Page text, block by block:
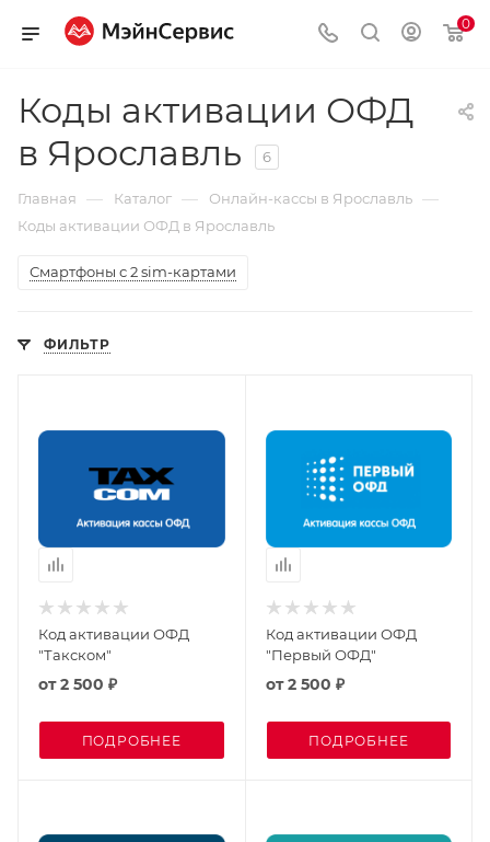
0
Коды активации ОФД
в Ярославль
6
Главная — Каталог — Онлайн-кассы в Ярославль —
Коды активации ОФД в Ярославль
Смартфоны с 2 sim-картами
ФИЛЬТР
Код активации ОФД
"Такском"
от2 500 ₽
ПОДРОБНЕЕ
Код активации ОФД
"Первый ОФД"
от2 500 ₽
ПОДРОБНЕЕ